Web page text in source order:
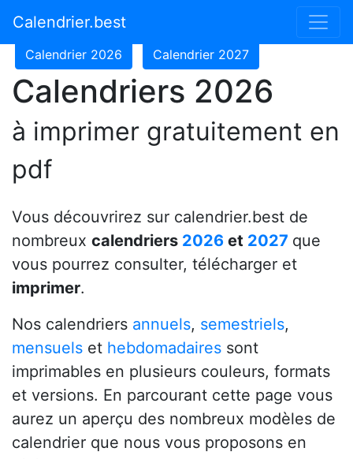
Calendrier.best
Calendrier 2024
Calendrier 2026 Calendrier 2027
Calendriers 2026
à imprimer gratuitement en
pdf
Vous découvrirez sur calendrier.best de
nombreux calendriers 2026 et 2027 que
vous pourrez consulter, télécharger et
imprimer.
Nos calendriers annuels, semestriels,
mensuels et hebdomadaires sont
imprimables en plusieurs couleurs, formats
et versions. En parcourant cette page vous
aurez un aperçu des nombreux modèles de
calendrier que nous vous proposons en